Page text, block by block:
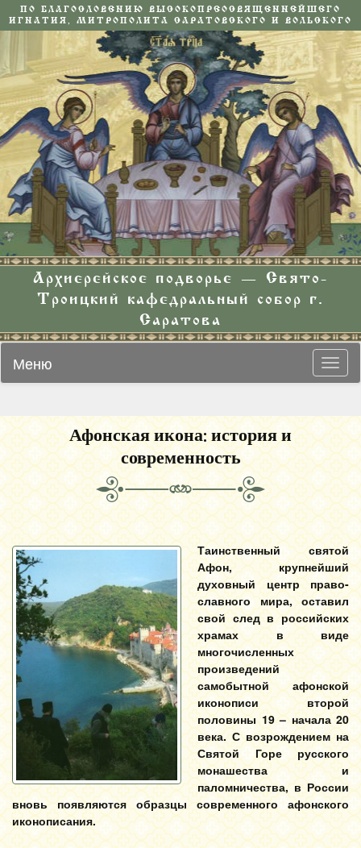
ПО БЛАГОСЛОВЕНИЮ ВЫСОКОПРЕОСВЯЩЕННЕЙШЕГО
ИГНАТИЯ, МИТРОПОЛИТА САРАТОВСКОГО И ВОЛЬСКОГО
Архиерейское подворье — Свято-
Троицкий кафедральный собор г.
Саратова
Меню
Афонская икона: история и
современность
Таинственный святой
Афон, крупнейший
духовный центр право-
славного мира, оставил
свой след в российских
храмах в виде
многочисленных
произведений
самобытной афонской
иконописи второй
половины 19 – начала 20
века. С возрождением на
Святой Горе русского
монашества и
паломничества, в России
вновь появляются образцы современного афонского
иконописания.